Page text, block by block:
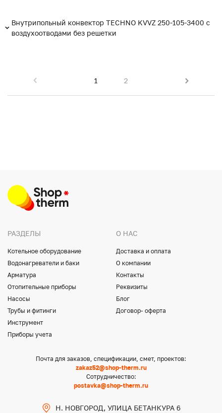
Внутрипольный конвектор TECHNO KVVZ 250-105-3400 с
воздухоотводами без решетки
1 2
РАЗДЕЛЫ
Котельное оборудование
Водонагреватели и баки
Арматура
Отопительные приборы
Насосы
Трубы и фитинги
Инструмент
Приборы учета
О НАС
Доставка и оплата
О компании
Контакты
Реквизиты
Блог
Договор- оферта
Почта для заказов, спецификации, смет, проектов:
zakaz52@shop-therm.ru
Сотрудничество:
postavka@shop-therm.ru
Н. НОВГОРОД, УЛИЦА БЕТАНКУРА 6